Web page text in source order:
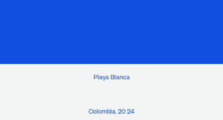
Playa Blanca
Colombia. 20 24